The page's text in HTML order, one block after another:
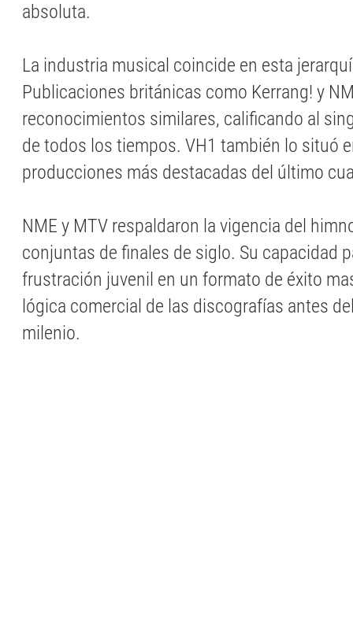
absoluta.
La industria musical coincide en esta
Publicaciones británicas como Kerrang! y
reconocimientos similares, calificando al
de todos los tiempos. VH1 también lo situó
producciones más destacadas del último
NME y MTV respaldaron la vigencia del
conjuntas de finales de siglo. Su capacidad
frustración juvenil en un formato de éxito
lógica comercial de las discografías antes
milenio.